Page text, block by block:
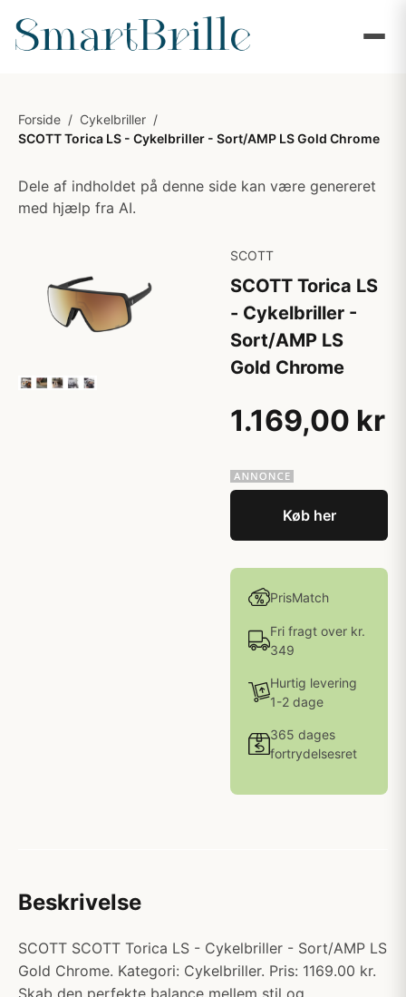
Forside / Cykelbriller /
SCOTT Torica LS - Cykelbriller - Sort/AMP LS Gold Chrome
Dele af indholdet på denne side kan være genereret
med hjælp fra AI.
SCOTT
SCOTT Torica LS
- Cykelbriller -
Sort/AMP LS
Gold Chrome
1.169,00 kr
Køb her
PrisMatch
Fri fragt over kr.
349
Hurtig levering
1-2 dage
365 dages
fortrydelsesret
Beskrivelse
SCOTT SCOTT Torica LS - Cykelbriller - Sort/AMP LS
Gold Chrome. Kategori: Cykelbriller. Pris: 1169.00 kr.
Skab den perfekte balance mellem stil og